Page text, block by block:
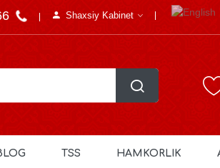
Shaxsiy Kabinet
TSS HAMKORLIK